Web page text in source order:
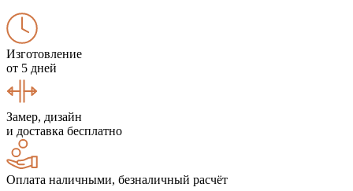
Изготовление
от 5 дней
Замер, дизайн
и доставка бесплатно
Оплата наличными, безналичный расчёт